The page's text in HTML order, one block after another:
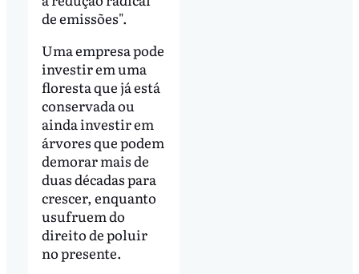
de emissões".
Uma empresa pode
investir em uma
floresta que já está
conservada ou
ainda investir em
árvores que podem
demorar mais de
duas décadas para
crescer, enquanto
usufruem do
direito de poluir
no presente.